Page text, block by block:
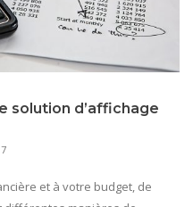
solution d’affichage
et à votre budget, de